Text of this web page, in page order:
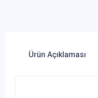
Ürün Açıklaması